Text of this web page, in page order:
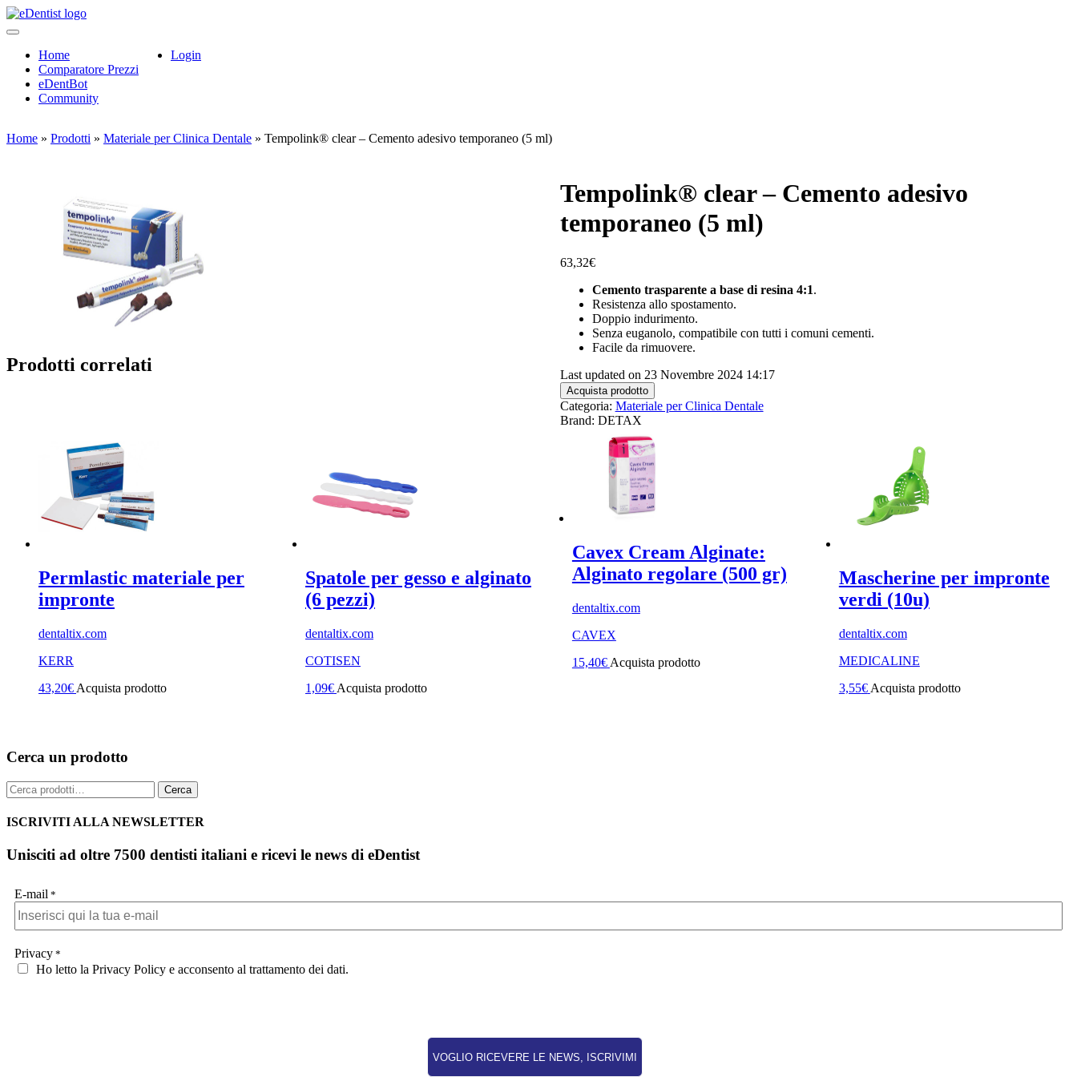
Home
Comparatore Prezzi
eDentBot
Community
Login
Home » Prodotti » Materiale per Clinica Dentale » Tempolink® clear – Cemento adesivo temporaneo (5 ml)
Tempolink® clear – Cemento adesivo
temporaneo (5 ml)
63,32€
Cemento trasparente a base di resina 4:1.
Resistenza allo spostamento.
Doppio indurimento.
Senza euganolo, compatibile con tutti i comuni cementi.
Facile da rimuovere.
Last updated on 23 Novembre 2024 14:17
Acquista prodotto
Categoria: Materiale per Clinica Dentale
Brand: DETAX
Prodotti correlati
Permlastic materiale per
impronte
dentaltix.com
KERR
43,20€ Acquista prodotto
Spatole per gesso e alginato
(6 pezzi)
dentaltix.com
COTISEN
1,09€ Acquista prodotto
Cavex Cream Alginate:
Alginato regolare (500 gr)
dentaltix.com
CAVEX
15,40€ Acquista prodotto
Mascherine per impronte
verdi (10u)
dentaltix.com
MEDICALINE
3,55€ Acquista prodotto
Cerca un prodotto
Cerca: Cerca
ISCRIVITI ALLA NEWSLETTER
Unisciti ad oltre 7500 dentisti italiani e ricevi le news di eDentist
E-mail *
Privacy *
Ho letto la Privacy Policy e acconsento al trattamento dei dati.